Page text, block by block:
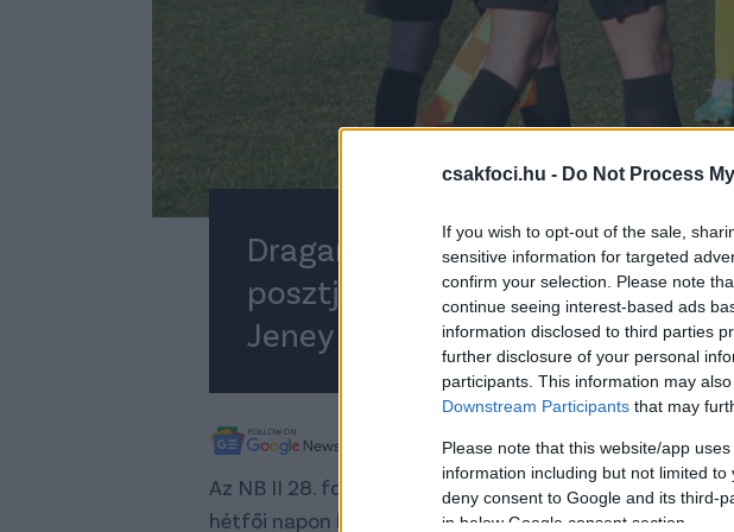
csakfoci.hu - Do Not Process
If you wish to opt-out of the sale,
sensitive information for targeted
confirm your selection. Please note
continue seeing interest-based ads
information disclosed to third parties
further disclosure of your personal
participants. This information may
Downstream Participants that may
Please note that this website/app
information including but not limited
deny consent to Google and its third-
in below Google consent section.
Dragan Vukmir távozott a
posztjáról, utódja a legutóbb
Jeney Gyula lett.
A legfrissebb hírekért kövess minket a
Az NB II 28. fordulója után a kiesést jelentő 16. helyen
hétfői napon közös megegyezéssel szerződést bontott